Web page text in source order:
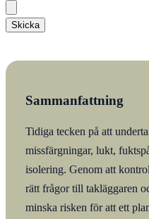
Skicka
Sammanfattning
Tidiga tecken på att
missfärgningar, lukt,
isolering. Genom att
rätt frågor till takläggaren
minska risken för att ett